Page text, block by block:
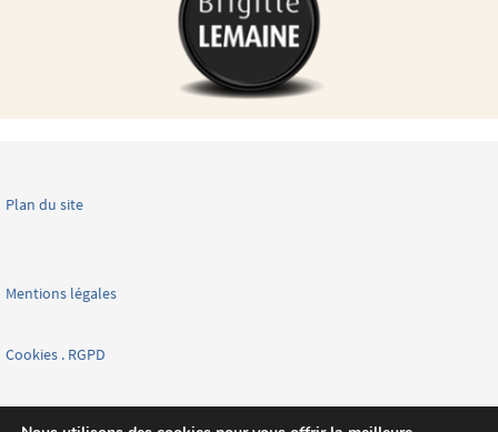
Plan du site
Mentions légales
Cookies . RGPD